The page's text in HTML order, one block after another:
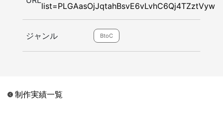
list=PLGAasOjJqtahBsvE6vLvhC6Qj4TZztVyw
ジャンル BtoC
制作実績一覧